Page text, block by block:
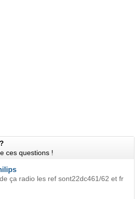
ces questions !
ça radio les ref sont22dc461/62 et fr